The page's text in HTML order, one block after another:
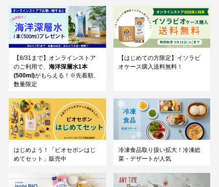
【8/31まで】オンラインストア
のご利用で、 海洋深層水1本
(500ml)がもらえる！※先着順、
数量限定
【はじめての方限定】イソラビ
オケース購入送料無料！
はじめよう！「ビオセボンはじ
めてセット」販売中
冷凍食品取り扱い拡大！冷凍総
菜・デザートが人気